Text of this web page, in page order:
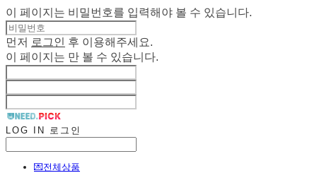
이 페이지는 비밀번호를 입력해야 볼 수 있습니다.
먼저 로그인
후 이용해주세요.
이 페이지는 만 볼 수 있습니다.
LOG IN 로그인
💌전체상품